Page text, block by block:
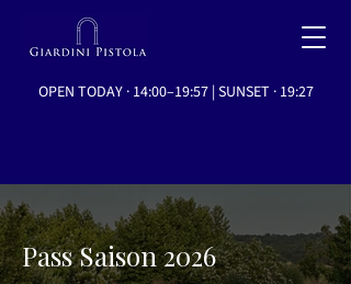
OPEN TODAY · 14:00–19:57 | SUNSET · 19:27
Pass Saison 2026